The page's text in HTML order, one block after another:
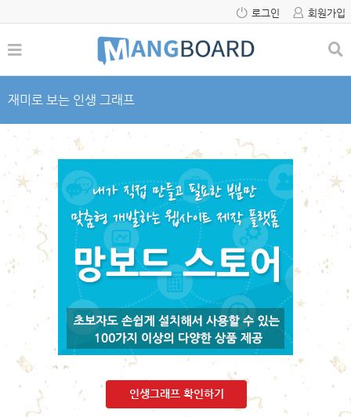
로그인 회원가입
재미로 보는 인생 그래프
인생그래프 확인하기